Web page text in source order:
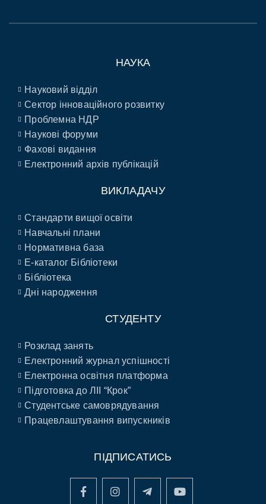
НАУКА
Науковий відділ
Сектор інноваційного розвитку
Проблемна НДР
Наукові форуми
Фахові видання
Електронний архів публікацій
ВИКЛАДАЧУ
Стандарти вищої освіти
Навчальні плани
Нормативна база
E-каталог Бібліотеки
Бібліотека
Дні народження
СТУДЕНТУ
Розклад занять
Електронний журнал успішності
Електронна освітня платформа
Підготовка до ЛІІ “Крок”
Студентське самоврядування
Працевлаштування випускників
ПІДПИСАТИСЬ